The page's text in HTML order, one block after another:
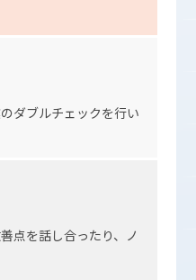
ダブルチェックを行い
点を話し合ったり、ノ